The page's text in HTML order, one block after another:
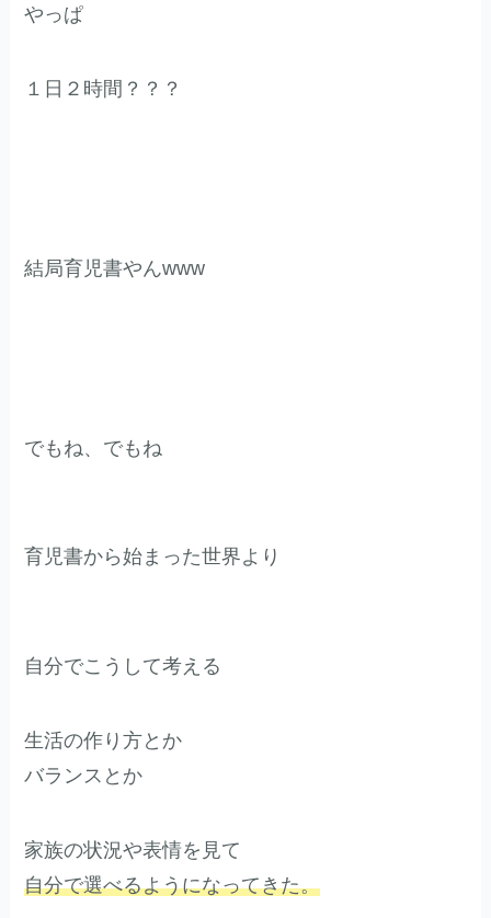
やっぱ
１日２時間？？？
結局育児書やんwww
でもね、でもね
育児書から始まった世界より
自分でこうして考える
生活の作り方とか
バランスとか
家族の状況や表情を見て
自分で選べるようになってきた。